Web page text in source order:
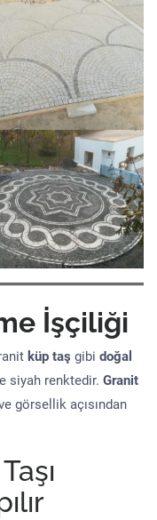
İşçiliği
küp taş gibi doğal
siyah renktedir. Granit
görsellik açısından